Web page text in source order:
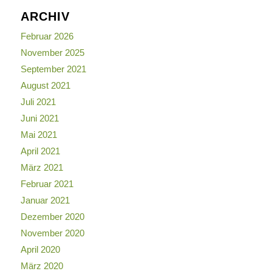
ARCHIV
Februar 2026
November 2025
September 2021
August 2021
Juli 2021
Juni 2021
Mai 2021
April 2021
März 2021
Februar 2021
Januar 2021
Dezember 2020
November 2020
April 2020
März 2020